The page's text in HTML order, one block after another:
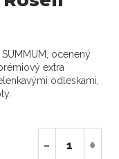
ocenený
extra
odleskami,
- +